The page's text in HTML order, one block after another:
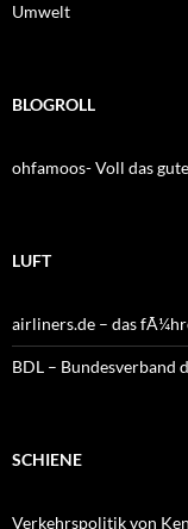
Umwelt
BLOGROLL
ohfamoos- Voll das
LUFT
airliners.de – das
BDL – Bundesverband
SCHIENE
Verkehrspolitik von